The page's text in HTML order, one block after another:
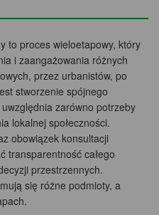
to proces wieloetapowy, który
i zaangażowania różnych
przez urbanistów, po
stworzenie spójnego
zarówno potrzeby
lokalnej społeczności.
obowiązek konsultacji
transparentność całego
przestrzennych.
się różne podmioty, a